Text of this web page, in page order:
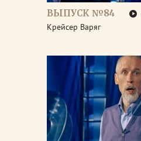
ВЫПУСК №84
Крейсер Варяг